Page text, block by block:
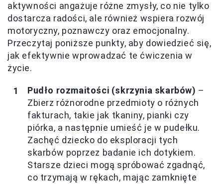
aktywności angażuje różne zmysły, co nie tylko
dostarcza radości, ale również wspiera rozwój
motoryczny, poznawczy oraz emocjonalny.
Przeczytaj poniższe punkty, aby dowiedzieć się,
jak efektywnie wprowadzać te ćwiczenia w
życie.
Pudło rozmaitości (skrzynia skarbów) –
Zbierz różnorodne przedmioty o różnych
fakturach, takie jak tkaniny, pianki czy
piórka, a następnie umieść je w pudełku.
Zachęć dziecko do eksploracji tych
skarbów poprzez badanie ich dotykiem.
Starsze dzieci mogą spróbować zgadnąć,
co trzymają w rękach, mając zamknięte